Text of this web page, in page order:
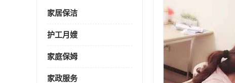
家居保洁
护工月嫂
家庭保姆
家政服务